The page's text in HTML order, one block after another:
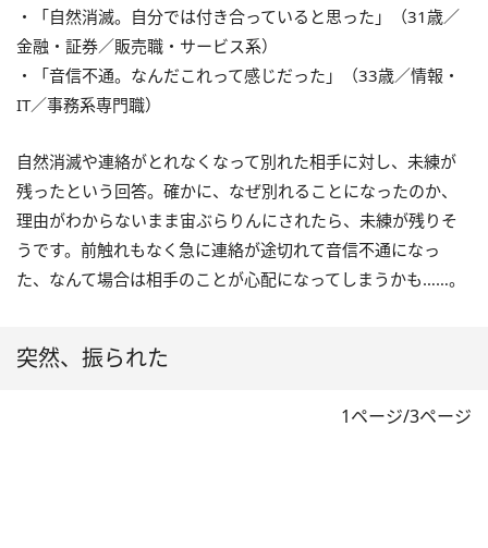
・「自然消滅。自分では付き合っていると思った」（31歳／
金融・証券／販売職・サービス系）
・「音信不通。なんだこれって感じだった」（33歳／情報・
IT／事務系専門職）
自然消滅や連絡がとれなくなって別れた相手に対し、未練が
残ったという回答。確かに、なぜ別れることになったのか、
理由がわからないまま宙ぶらりんにされたら、未練が残りそ
うです。前触れもなく急に連絡が途切れて音信不通になっ
た、なんて場合は相手のことが心配になってしまうかも……。
突然、振られた
1ページ/3ページ